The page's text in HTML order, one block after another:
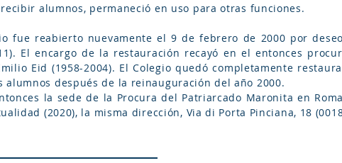
alumnos, permaneció en uso para otras funciones.
fue reabierto nuevamente el 9 de febrero de 2000 por
El encargo de la restauración recayó en el entonces
Eid (1958-2004). El Colegio quedó completamente
alumnos después de la reinauguración del año 2000.
la sede de la Procura del Patriarcado Maronita en
(2020), la misma dirección, Via di Porta Pinciana, 18